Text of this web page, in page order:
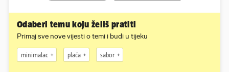
Odaberi temu koju želiš pratiti
Primaj sve nove vijesti o temi i budi u tijeku
minimalac plaća sabor